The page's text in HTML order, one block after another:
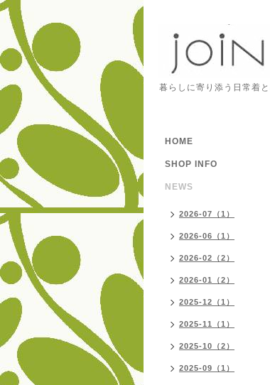
暮らしに寄り添う日常着
HOME
SHOP INFO
NEWS
2026-07（1）
2026-06（1）
2026-02（2）
2026-01（2）
2025-12（1）
2025-11（1）
2025-10（2）
2025-09（1）